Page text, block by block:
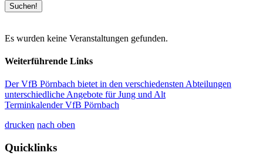
Es wurden keine Veranstaltungen gefunden.
Weiterführende Links
Der VfB Pörnbach bietet in den verschiedensten Abteilungen
unterschiedliche Angebote für Jung und Alt
Terminkalender VfB Pörnbach
drucken nach oben
Quicklinks